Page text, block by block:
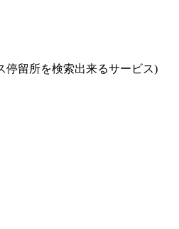
停留所を検索出来るサービス)